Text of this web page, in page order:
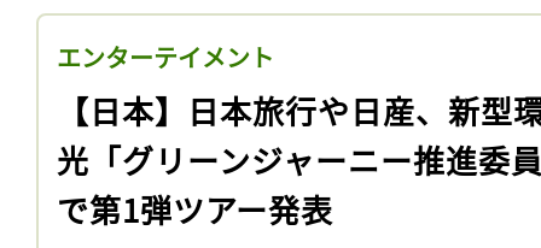
エンターテイメント
【日本】日本旅行や日産、新型
光「グリーンジャーニー推進委
で第1弾ツアー発表